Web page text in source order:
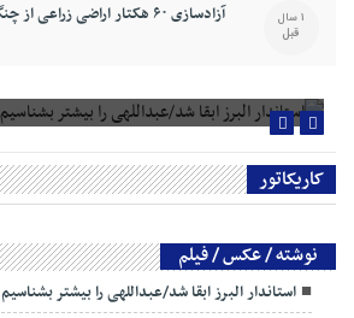
آزادسازی ۶۰ هکتار اراضی زراعی از چنگ ویلاسازان 1 سال
قبل
کاریکاتور
نوشته / عکس / فیلم
استاندار البرز ابقا شد/عبداللهی را بیشتر بشناسیم